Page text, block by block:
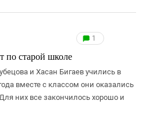
1
по старой школе
и Хасан Бигаев учились в
вместе с классом они оказались
них все закончилось хорошо и